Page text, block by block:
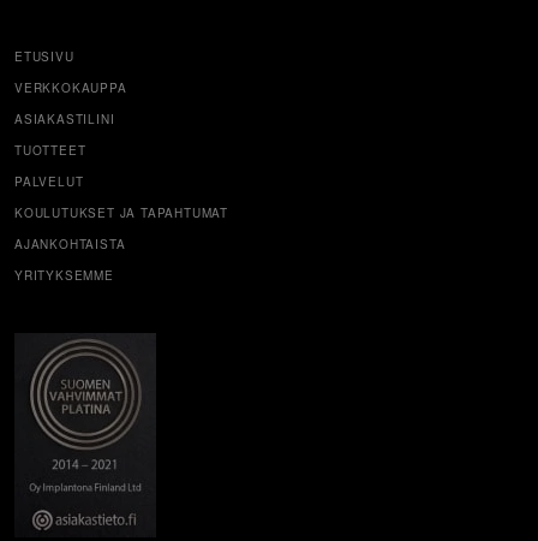
ETUSIVU
VERKKOKAUPPA
ASIAKASTILINI
TUOTTEET
PALVELUT
KOULUTUKSET JA TAPAHTUMAT
AJANKOHTAISTA
YRITYKSEMME